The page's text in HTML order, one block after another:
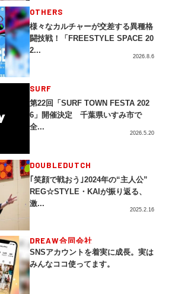
OTHERS
様々なカルチャーが交差する異種格
闘技戦！「FREESTYLE SPACE 20
2...
2026.8.6
SURF
第22回「SURF TOWN FESTA 202
6」開催決定 千葉県いすみ市で
全...
2026.5.20
DOUBLEDUTCH
｢笑顔で戦おう｣2024年の“主人公”
REG☆STYLE・KAIが振り返る、
激...
2025.2.16
DREAW合同会社
SNSアカウントを着実に成長。実は
みんなココ使ってます。